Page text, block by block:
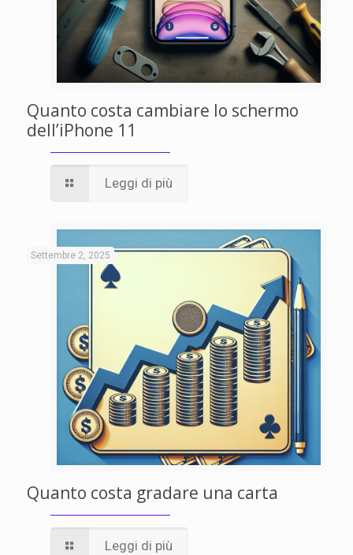
Quanto costa cambiare lo schermo
dell’iPhone 11
Leggi di più
Settembre 2, 2025
Quanto costa gradare una carta
Leggi di più